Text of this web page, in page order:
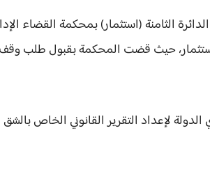
الثامنة (استثمار) بمحكمة القضاء
للاستثمار، حيث قضت المحكمة بقبول طلب
لإعداد التقرير القانوني الخاص بالشق